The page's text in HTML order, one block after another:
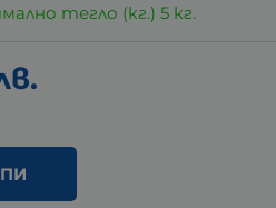
тегло (кг.) 5 кг.